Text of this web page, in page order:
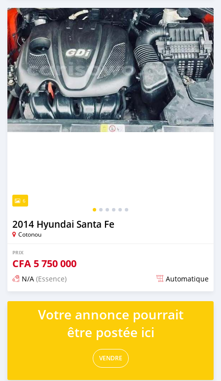
Publié il y a 4 jours
6
2014 Hyundai Santa Fe
Cotonou
PRIX
CFA 5 750 000
N/A (Essence) Automatique
Publié il y a 4 jours
Votre annonce pourrait
être postée ici
VENDRE